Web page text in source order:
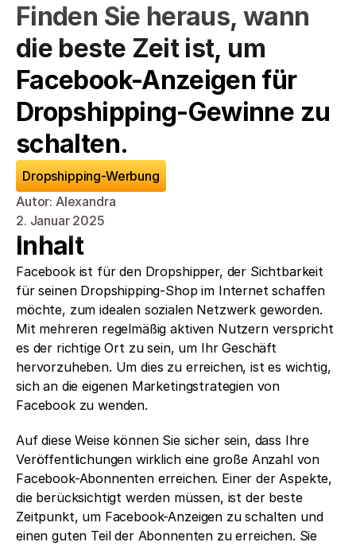
Finden Sie heraus, wann
die beste Zeit ist, um
Facebook-Anzeigen für
Dropshipping-Gewinne zu
schalten.
Dropshipping-Werbung
Autor: Alexandra
2. Januar 2025
Inhalt
Facebook ist für den Dropshipper, der Sichtbarkeit
für seinen Dropshipping-Shop im Internet schaffen
möchte, zum idealen sozialen Netzwerk geworden.
Mit mehreren regelmäßig aktiven Nutzern verspricht
es der richtige Ort zu sein, um Ihr Geschäft
hervorzuheben. Um dies zu erreichen, ist es wichtig,
sich an die eigenen Marketingstrategien von
Facebook zu wenden.
Auf diese Weise können Sie sicher sein, dass Ihre
Veröffentlichungen wirklich eine große Anzahl von
Facebook-Abonnenten erreichen. Einer der Aspekte,
die berücksichtigt werden müssen, ist der beste
Zeitpunkt, um Facebook-Anzeigen zu schalten und
einen guten Teil der Abonnenten zu erreichen. Sie